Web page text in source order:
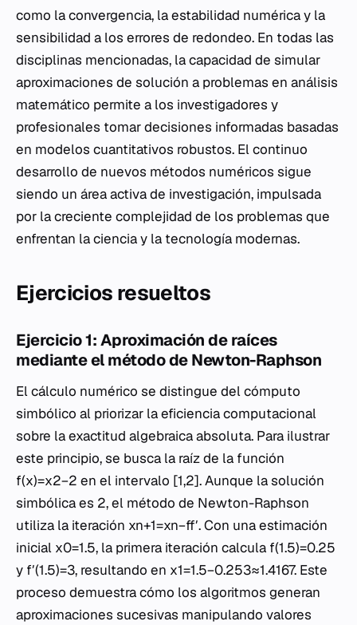
como la convergencia, la estabilidad numérica y la
sensibilidad a los errores de redondeo. En todas las
disciplinas mencionadas, la capacidad de simular
aproximaciones de solución a problemas en análisis
matemático permite a los investigadores y
profesionales tomar decisiones informadas basadas
en modelos cuantitativos robustos. El continuo
desarrollo de nuevos métodos numéricos sigue
siendo un área activa de investigación, impulsada
por la creciente complejidad de los problemas que
enfrentan la ciencia y la tecnología modernas.
Ejercicios resueltos
Ejercicio 1: Aproximación de raíces
mediante el método de Newton-Raphson
El cálculo numérico se distingue del cómputo
simbólico al priorizar la eficiencia computacional
sobre la exactitud algebraica absoluta. Para ilustrar
este principio, se busca la raíz de la función
f(x)=x2−2 en el intervalo [1,2]. Aunque la solución
simbólica es 2, el método de Newton-Raphson
utiliza la iteración xn+1=xn−ff′. Con una estimación
inicial x0=1.5, la primera iteración calcula f(1.5)=0.25
y f′(1.5)=3, resultando en x1=1.5−0.253≈1.4167. Este
proceso demuestra cómo los algoritmos generan
aproximaciones sucesivas manipulando valores